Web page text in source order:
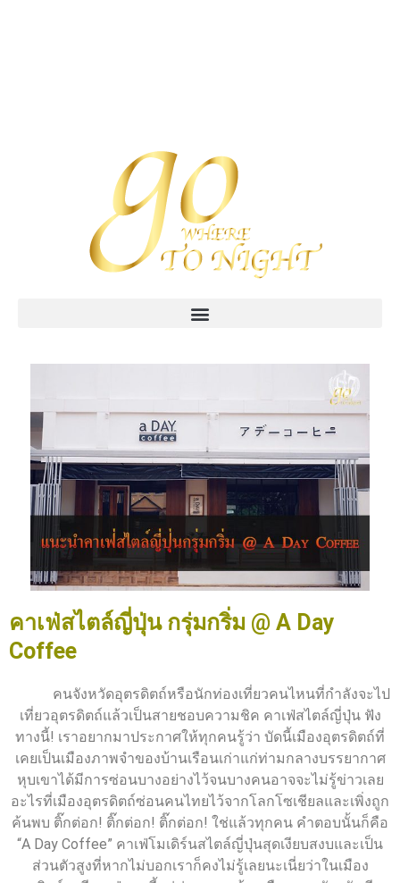
คาเฟ่สไตล์ญี่ปุ่น กรุ่มกริ่ม @ A Day
Coffee
คนจังหวัดอุตรดิตถ์หรือนักท่องเที่ยวคนไหนที่กำลังจะไป
เที่ยวอุตรดิตถ์แล้วเป็นสายชอบความชิค คาเฟ่สไตล์ญี่ปุ่น ฟัง
ทางนี้! เราอยากมาประกาศให้ทุกคนรู้ว่า บัดนี้เมืองอุตรดิตถ์ที่
เคยเป็นเมืองภาพจำของบ้านเรือนเก่าแก่ท่ามกลางบรรยากาศ
หุบเขาได้มีการซ่อนบางอย่างไว้จนบางคนอาจจะไม่รู้ข่าวเลย
อะไรที่เมืองอุตรดิตถ์ซ่อนคนไทยไว้จากโลกโซเชียลและเพิ่งถูก
ค้นพบ ติ๊กต่อก! ติ๊กต่อก! ติ๊กต่อก! ใช่แล้วทุกคน คำตอบนั้นก็คือ
“A Day Coffee” คาเฟ่โมเดิร์นสไตล์ญี่ปุ่นสุดเงียบสงบและเป็น
ส่วนตัวสูงที่หากไม่บอกเราก็คงไม่รู้เลยนะเนี่ยว่าในเมือง